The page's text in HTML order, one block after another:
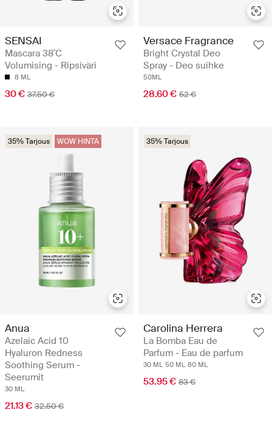
SENSAI
Mascara 38˚C
Volumising - Ripsiväri
8 ML
30 € 37.50 €
Versace Fragrance
Bright Crystal Deo
Spray - Deo suihke
50ML
28.60 € 52 €
35% Tarjous WOW HINTA
Anua
Azelaic Acid 10
Hyaluron Redness
Soothing Serum -
Seerumit
30 ML
21.13 € 32.50 €
35% Tarjous
Carolina Herrera
La Bomba Eau de
Parfum - Eau de parfum
30 ML 50 ML 80 ML
53.95 € 83 €